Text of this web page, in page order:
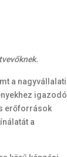
a nagyvállalati
igazodó
erőforrások
a